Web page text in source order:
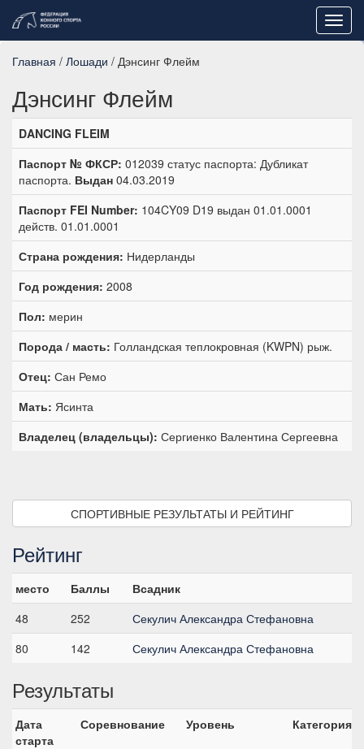
Главная / Лошади / Дэнсинг Флейм
Дэнсинг Флейм
DANCING FLEIM
Паспорт № ФКСР: 012039 статус паспорта: Дубликат
паспорта. Выдан 04.03.2019
Паспорт FEI Number: 104CY09 D19 выдан 01.01.0001
действ. 01.01.0001
Страна рождения: Нидерланды
Год рождения: 2008
Пол: мерин
Порода / масть: Голландская теплокровная (KWPN) рыж.
Отец: Сан Ремо
Мать: Ясинта
Владелец (владельцы): Сергиенко Валентина Сергеевна
СПОРТИВНЫЕ РЕЗУЛЬТАТЫ И РЕЙТИНГ
Рейтинг
место Баллы
Всадник
48
252
Секулич Александра Стефановна
80
142 Секулич Александра Стефановна
Результаты
Дата
старта
Соревнование Уровень Категория